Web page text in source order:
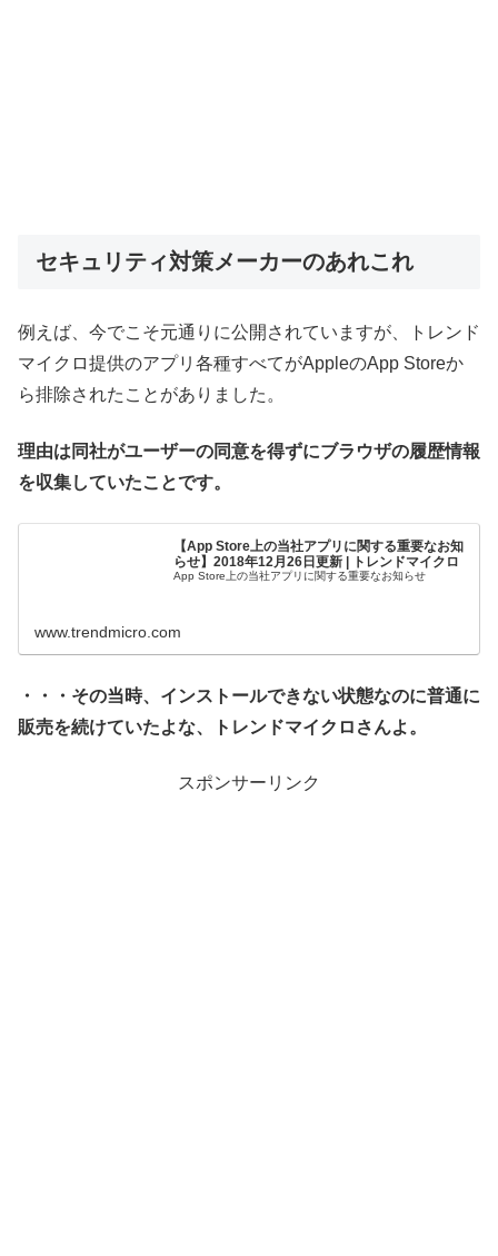
セキュリティ対策メーカーのあれこれ
例えば、今でこそ元通りに公開されていますが、トレンド
マイクロ提供のアプリ各種すべてがAppleのApp Storeか
ら排除されたことがありました。
理由は同社がユーザーの同意を得ずにブラウザの履歴情報
を収集していたことです。
【App Store上の当社アプリに関する重要なお知
らせ】2018年12月26日更新 | トレンドマイクロ
App Store上の当社アプリに関する重要なお知らせ
www.trendmicro.com
・・・その当時、インストールできない状態なのに普通に
販売を続けていたよな、トレンドマイクロさんよ。
スポンサーリンク